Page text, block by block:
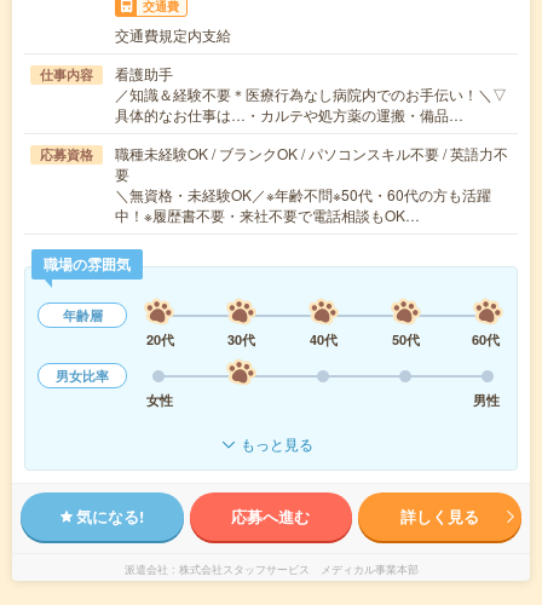
交通費
交通費規定内支給
仕事内容
看護助手
／知識＆経験不要＊医療行為なし病院内でのお手伝い！＼▽
具体的なお仕事は…・カルテや処方薬の運搬・備品…
応募資格
職種未経験OK / ブランクOK / パソコンスキル不要 / 英語力不
要
＼無資格・未経験OK／※年齢不問※50代・60代の方も活躍
中！※履歴書不要・来社不要で電話相談もOK…
職場の雰囲気
年齢層
20代
30代 40代 50代
60代
男女比率
女性
男性
もっと見る
気になる! 応募へ進む 詳しく見る
派遣会社 株式会社スタッフサービス メディカル事業本部